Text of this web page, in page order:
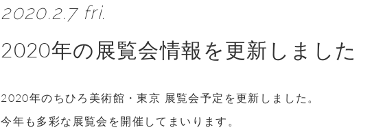
2020.2.7 fri.
2020年の展覧会情報を更新しました
2020年のちひろ美術館・東京 展覧会予定を更新しました。
今年も多彩な展覧会を開催してまいります。